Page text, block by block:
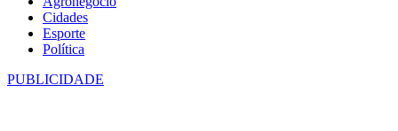
Cidades
Esporte
Política
PUBLICIDADE